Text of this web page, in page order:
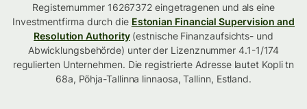
Registernummer 16267372 eingetragenen und als eine
Investmentfirma durch die Estonian Financial Supervision and
Resolution Authority(estnische Finanzaufsichts- und
Abwicklungsbehörde) unter der Lizenznummer 4.1-1/174
regulierten Unternehmen. Die registrierte Adresse lautet Kopli tn
68a, Põhja-Tallinna linnaosa, Tallinn, Estland.